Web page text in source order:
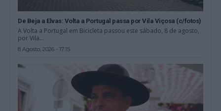
De Beja a Elvas: Volta a Portugal passa por Vila Viçosa (c/fotos)
A Volta a Portugal em Bicicleta passou este sábado, 8 de agosto,
por Vila...
8 Agosto, 2026 - 17:15